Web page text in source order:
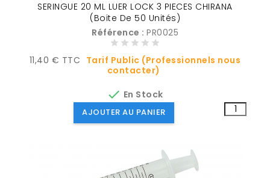
SERINGUE 20 ML LUER LOCK 3 PIECES CHIRANA
(Boite De 50 Unités)
Référence : PR0025
Prix
11,40 € TTC Tarif Public (Professionnels nous
contacter)
 En Stock
AJOUTER AU PANIER